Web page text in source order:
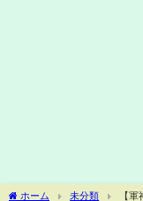
ホーム 未分類
【